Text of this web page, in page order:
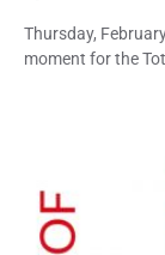
Thursday,
moment for the